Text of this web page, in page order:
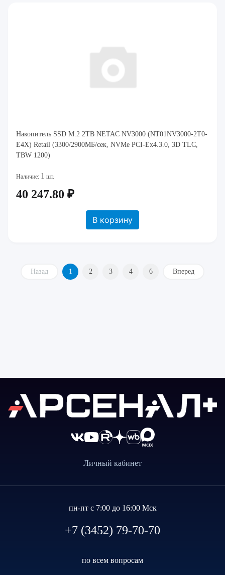
Накопитель SSD M.2 2TB NETAC NV3000 (NT01NV3000-2T0-
E4X) Retail (3300/2900МБ/сек, NVMe PCI-Ex4.3.0, 3D TLC,
TBW 1200)
Наличие: 1 шт.
40 247.80 ₽
В корзину
Назад 1 2 3 4 6 Вперед
Личный кабинет
пн-пт с 7:00 до 16:00 Мск
+7 (3452) 79-70-70
по всем вопросам